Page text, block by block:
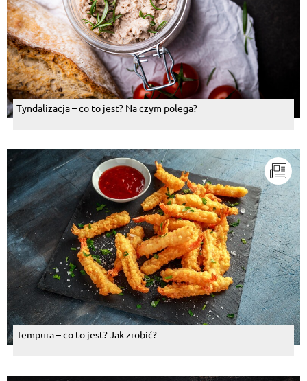
Tyndalizacja – co to jest? Na czym polega?
Tempura – co to jest? Jak zrobić?